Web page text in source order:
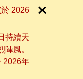
2026
持續天
風。
2026年